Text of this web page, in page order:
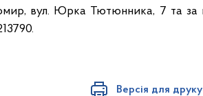
вул. Юрка Тютюнника, 7 та за
Версія для друку